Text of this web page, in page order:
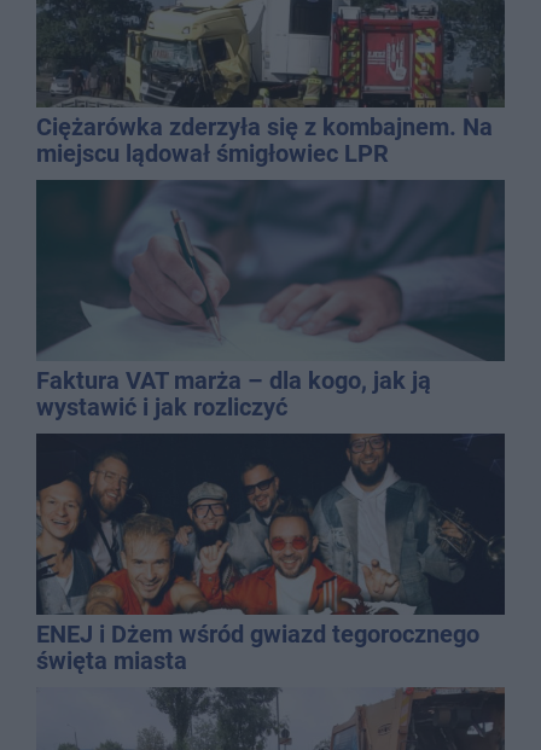
Ciężarówka zderzyła się z kombajnem. Na
miejscu lądował śmigłowiec LPR
Faktura VAT marża – dla kogo, jak ją
wystawić i jak rozliczyć
ENEJ i Dżem wśród gwiazd tegorocznego
święta miasta